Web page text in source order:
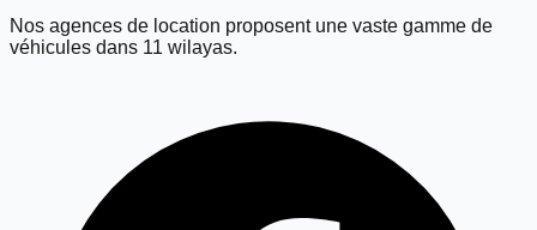
Nos agences de location proposent une vaste gamme de
véhicules dans 11 wilayas.